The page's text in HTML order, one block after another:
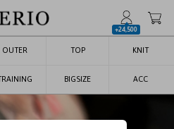
+24,500
OUTER TOP KNIT
BIGSIZE ACC